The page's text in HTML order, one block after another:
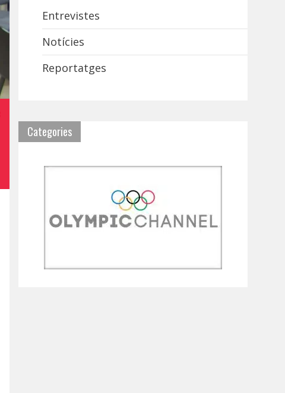
Entrevistes
Notícies
Reportatges
Categories